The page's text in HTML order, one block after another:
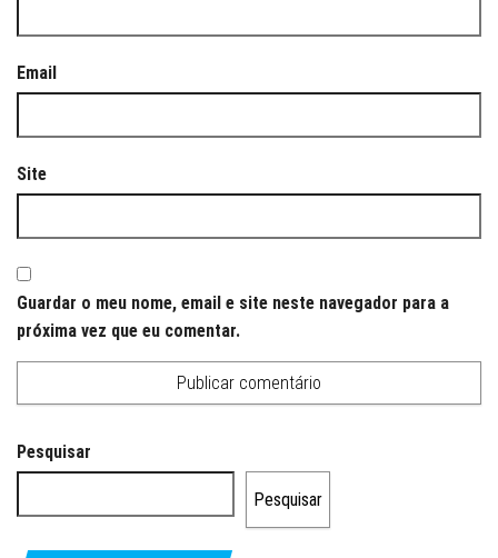
Email
Site
Guardar o meu nome, email e site neste navegador para a
próxima vez que eu comentar.
Pesquisar
Pesquisar